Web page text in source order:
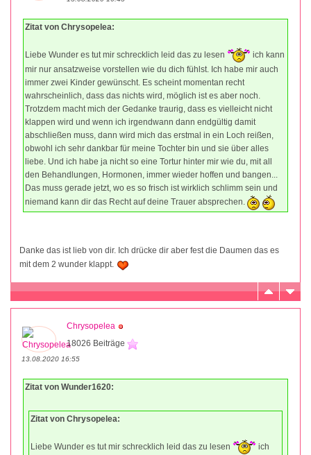
Zitat von Chrysopelea:
Liebe Wunder es tut mir schrecklich leid das zu lesen
ich kann
mir nur ansatzweise vorstellen wie du dich fühlst. Ich habe mir auch
immer zwei Kinder gewünscht. Es scheint momentan recht
wahrscheinlich, dass das nichts wird, möglich ist es aber noch.
Trotzdem macht mich der Gedanke traurig, dass es vielleicht nicht
klappen wird und wenn ich irgendwann dann endgültig damit
abschließen muss, dann wird mich das erstmal in ein Loch reißen,
obwohl ich sehr dankbar für meine Tochter bin und sie über alles
liebe. Und ich habe ja nicht so eine Tortur hinter mir wie du, mit all
den Behandlungen, Hormonen, immer wieder hoffen und bangen...
Das muss gerade jetzt, wo es so frisch ist wirklich schlimm sein und
niemand kann dir das Recht auf deine Trauer absprechen.
Danke das ist lieb von dir. Ich drücke dir aber fest die Daumen das es
mit dem 2 wunder klappt.
Chrysopelea
18026 Beiträge
13.08.2020 16:55
Zitat von Wunder1620:
Zitat von Chrysopelea:
Liebe Wunder es tut mir schrecklich leid das zu lesen
ich